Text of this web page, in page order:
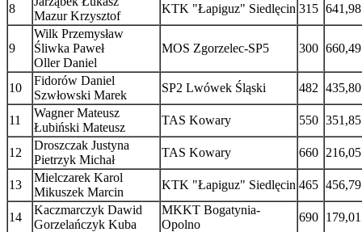
8
Mazur Krzysztof
KTK "Łapiguz" Siedlęcin 315 641,98
9
Wilk Przemysław
Śliwka Paweł
Oller Daniel
MOS Zgorzelec-SP5 300 660,49
10
Fidorów Daniel
Szwłowski Marek
SP2 Lwówek Śląski 482 435,80
11
Wagner Mateusz
Łubiński Mateusz
TAS Kowary 550 351,85
12
Droszczak Justyna
Pietrzyk Michał
TAS Kowary 660 216,05
13
Mielczarek Karol
Mikuszek Marcin
KTK "Łapiguz" Siedlęcin 465 456,79
14
Kaczmarczyk Dawid
Gorzelańczyk Kuba
MKKT Bogatynia-
Opolno
690 179,01